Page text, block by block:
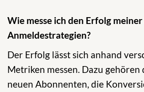
Wie messe ich den Erfolg
Anmeldestrategien?
Der Erfolg lässt sich anhand
Metriken messen. Dazu gehören
neuen Abonnenten, die